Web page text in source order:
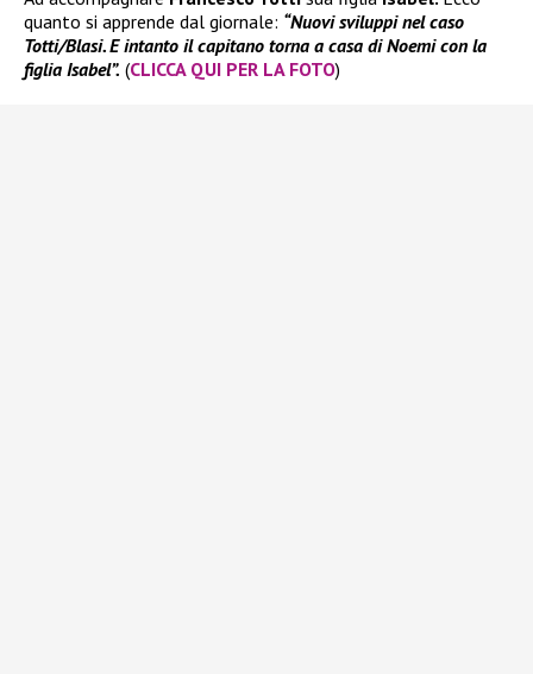
quanto si apprende dal giornale: “Nuovi sviluppi nel caso
Totti/Blasi. E intanto il capitano torna a casa di Noemi con la
figlia Isabel”. (CLICCA QUI PER LA FOTO)